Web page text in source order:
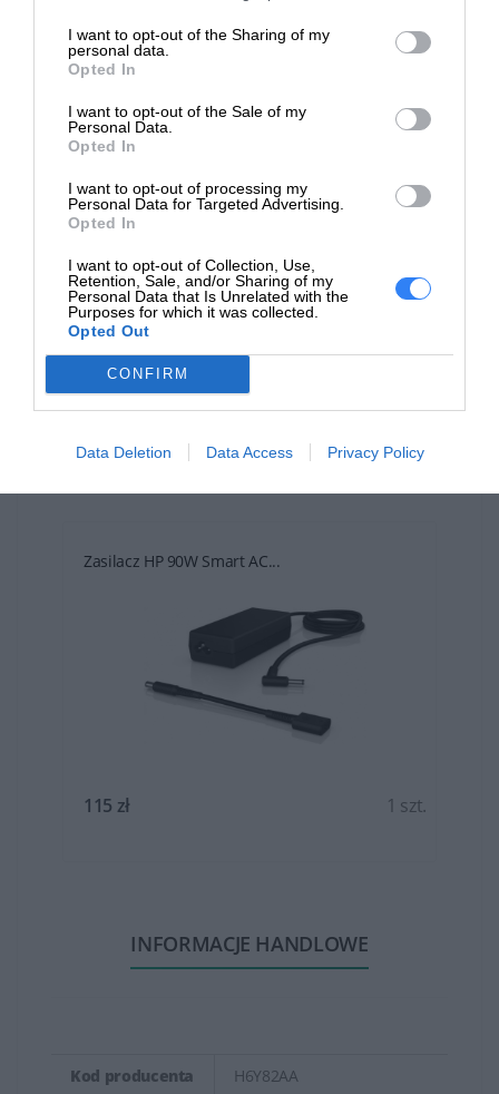
I want to opt-out of the Sharing of my
personal data.
Opted In
I want to opt-out of the Sale of my
Personal Data.
Opted In
I want to opt-out of processing my
Personal Data for Targeted Advertising.
Opted In
I want to opt-out of Collection, Use,
Retention, Sale, and/or Sharing of my
Personal Data that Is Unrelated with the
Purposes for which it was collected.
Opted Out
CONFIRM
Data Deletion Data Access Privacy Policy
HP ProBook 640 G1
HP ProBook 655 G1
HP ZBook 15u G2
Więcej
informacji
Prosimy o kontakt.
POLECANE PRODUKTY
Zasilacz HP 90W Smart AC...
115 zł 1 szt.
INFORMACJE HANDLOWE
Kod producenta H6Y82AA